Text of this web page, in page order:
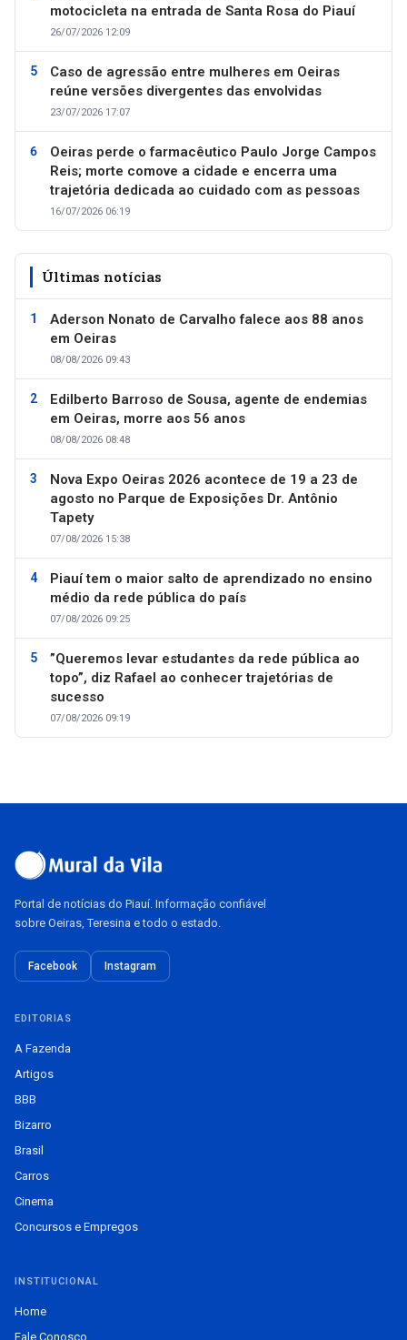
motocicleta na entrada de Santa Rosa do Piauí
26/07/2026 12:09
Caso de agressão entre mulheres em Oeiras
reúne versões divergentes das envolvidas
23/07/2026 17:07
Oeiras perde o farmacêutico Paulo Jorge Campos
Reis; morte comove a cidade e encerra uma
trajetória dedicada ao cuidado com as pessoas
16/07/2026 06:19
Últimas notícias
Aderson Nonato de Carvalho falece aos 88 anos
em Oeiras
08/08/2026 09:43
Edilberto Barroso de Sousa, agente de endemias
em Oeiras, morre aos 56 anos
08/08/2026 08:48
Nova Expo Oeiras 2026 acontece de 19 a 23 de
agosto no Parque de Exposições Dr. Antônio
Tapety
07/08/2026 15:38
Piauí tem o maior salto de aprendizado no ensino
médio da rede pública do país
07/08/2026 09:25
”Queremos levar estudantes da rede pública ao
topo”, diz Rafael ao conhecer trajetórias de
sucesso
07/08/2026 09:19
Portal de notícias do Piauí. Informação confiável
sobre Oeiras, Teresina e todo o estado.
Facebook Instagram
EDITORIAS
A Fazenda
Artigos
BBB
Bizarro
Brasil
Carros
Cinema
Concursos e Empregos
INSTITUCIONAL
Home
Fale Conosco